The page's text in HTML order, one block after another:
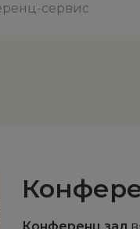
сервис